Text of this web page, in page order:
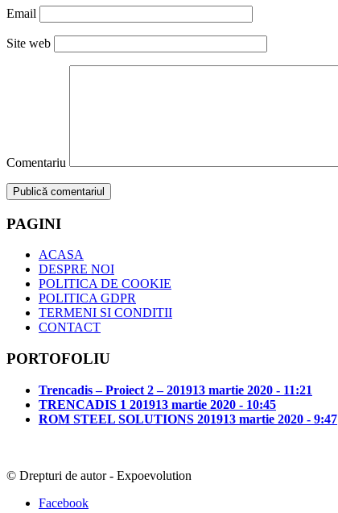
Email
Site web
Comentariu
PAGINI
ACASA
DESPRE NOI
POLITICA DE COOKIE
POLITICA GDPR
TERMENI SI CONDITII
CONTACT
PORTOFOLIU
Trencadis – Proiect 2 – 201913 martie 2020 - 11:21
TRENCADIS 1 201913 martie 2020 - 10:45
ROM STEEL SOLUTIONS 201913 martie 2020 - 9:47
© Drepturi de autor - Expoevolution
Facebook